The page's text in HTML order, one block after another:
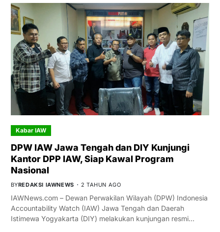
Kabar IAW
DPW IAW Jawa Tengah dan DIY Kunjungi
Kantor DPP IAW, Siap Kawal Program
Nasional
BYREDAKSI IAWNEWS 2 TAHUN AGO
IAWNews.com – Dewan Perwakilan Wilayah (DPW) Indonesia
Accountability Watch (IAW) Jawa Tengah dan Daerah
Istimewa Yogyakarta (DIY) melakukan kunjungan resmi…